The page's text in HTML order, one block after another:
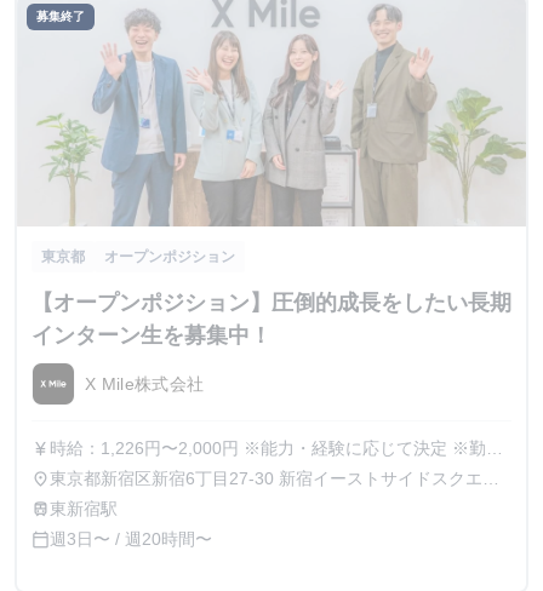
募集終了
東京都 オープンポジション
【オープンポジション】圧倒的成長をしたい長期
インターン生を募集中！
X Mile株式会社
currency_yen 時給：1,226円〜2,000円 ※能力・経験に応じて決定 ※勤務
開始後実績によって昇給あり
place東京都新宿区新宿6丁目27-30 新宿イーストサイドスクエア
7階
train東新宿駅
calendar_today週3日〜 / 週20時間〜